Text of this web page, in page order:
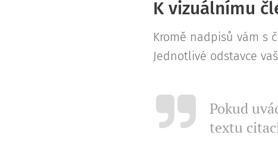
K vizuálnímu
Kromě nadpisů vám s
Jednotlivé odstavce
Pokud
textu